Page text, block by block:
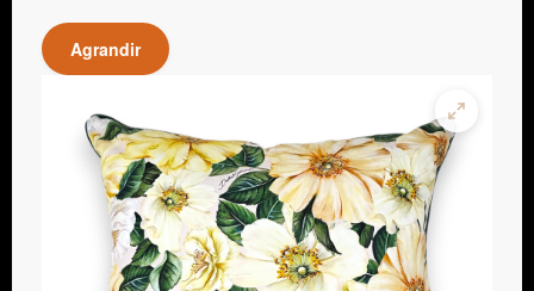
Agrandir